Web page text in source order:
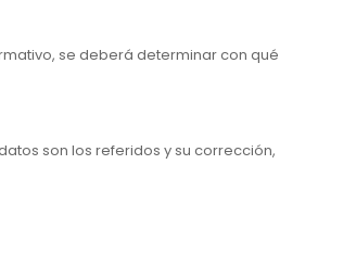
se deberá determinar con qué
son los referidos y su corrección,